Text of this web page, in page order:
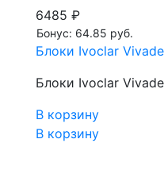
6485 ₽
Бонус: 64.85 руб.
Блоки Ivoclar
Блоки Ivoclar
В корзину
В корзину